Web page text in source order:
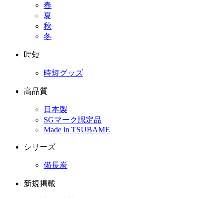
春
夏
秋
冬
時短
時短グッズ
高品質
日本製
SGマーク認定品
Made in TSUBAME
シリーズ
備長炭
新規掲載